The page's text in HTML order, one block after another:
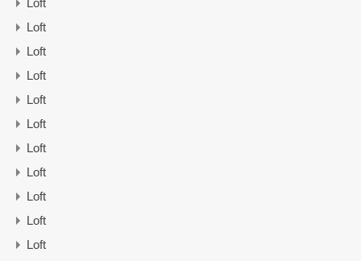
Loft
Loft
Loft
Loft
Loft
Loft
Loft
Loft
Loft
Loft
Loft